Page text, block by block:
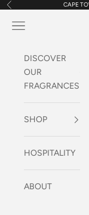
Skip to content
Previous CAPE
Navigation menu
DISCOVER
OUR
FRAGRANCES
SHOP
HOSPITALITY
ABOUT